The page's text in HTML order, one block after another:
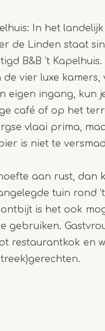
In het
de Linden staat
B&B 't Kapelhuis.
de vier luxe
eigen ingang, kun
café of op het
vlaai prima,
is niet te
aan rust, dan
tuin rond
is het ook
gebruiken.
restaurantkok en